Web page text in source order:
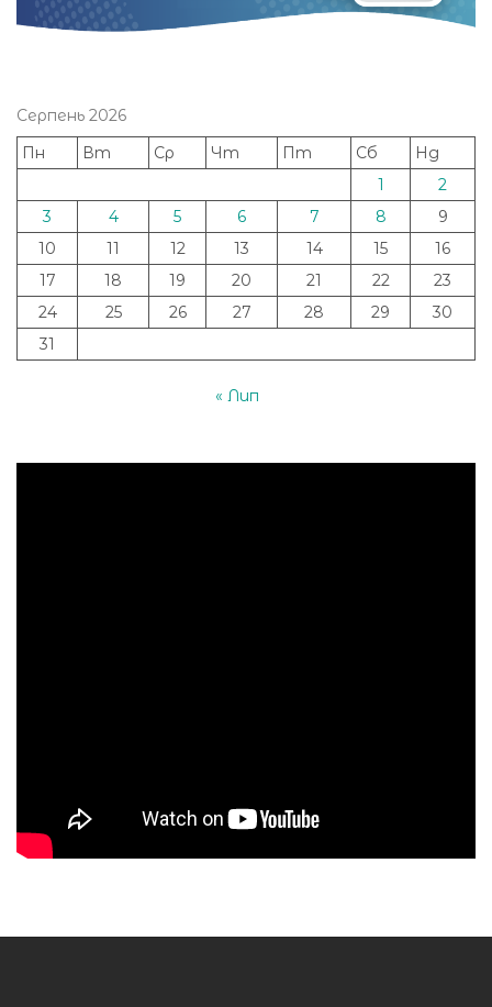
Серпень 2026
Пн
Вт Ср Чт Пт Сб
Нд
1
2
3
4 5 6 7 8
9
10
11 12 13 14 15
16
17
18 19 20 21 22
23
24
25 26 27 28 29
30
31
« Лип